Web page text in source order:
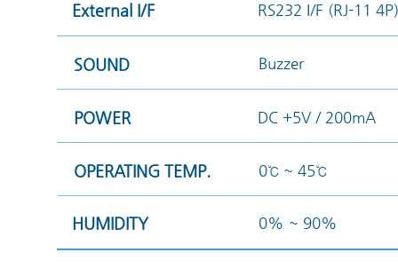
External I/F RS232 I/F (RJ-11
SOUND Buzzer
POWER DC +5V / 200mA
OPERATING TEMP. 0℃ ~ 45℃
HUMIDITY 0% ~ 90%